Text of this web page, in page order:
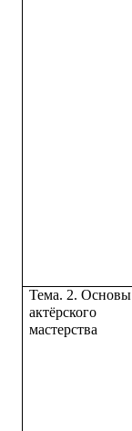
Тема. 2. Основы
актёрского
мастерства